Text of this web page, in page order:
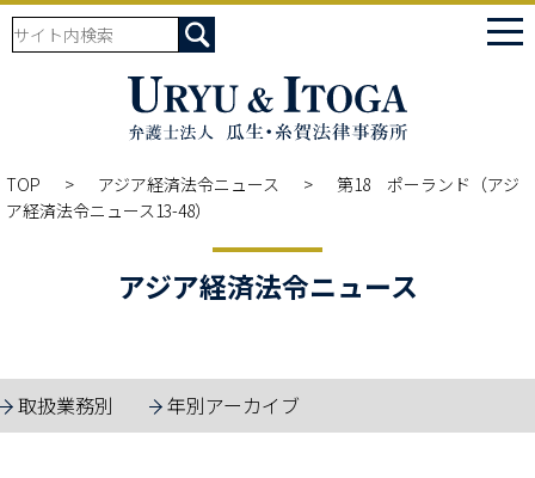
TOP アジア経済法令ニュース
第18 ポーランド（アジ
ア経済法令ニュース13-48）
アジア経済法令ニュース
取扱業務別 年別アーカイブ